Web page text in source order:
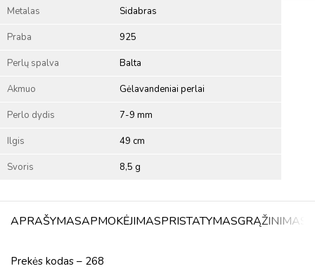
Metalas Sidabras
Praba 925
Perlų spalva Balta
Akmuo Gėlavandeniai perlai
Perlo dydis 7-9 mm
Ilgis 49 cm
Svoris 8,5 g
APRAŠYMASAPMOKĖJIMASPRISTATYMASGRĄŽINIMAS
Prekės kodas – 268